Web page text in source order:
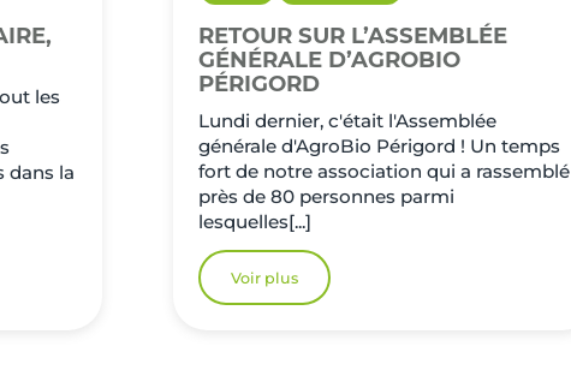
les
dans la
RETOUR SUR L’ASSEMBLÉE
GÉNÉRALE D’AGROBIO
PÉRIGORD
Lundi dernier, c'était l'Assemblée
générale d'AgroBio Périgord ! Un temps
fort de notre association qui a rassemblé
près de 80 personnes parmi
lesquelles[...]
Voir plus